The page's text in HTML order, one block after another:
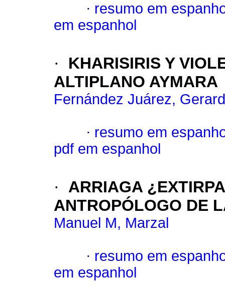
· resumo em
em espanhol
·
KHARISIRIS Y
ALTIPLANO AYMARA
Fernández Juárez,
· resumo em
pdf em espanhol
·
ARRIAGA
ANTROPÓLOGO DE
Manuel M, Marzal
· resumo em
em espanhol